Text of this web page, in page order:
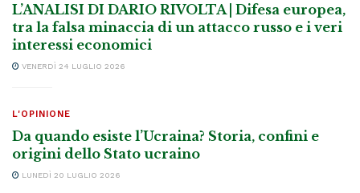
L’ANALISI DI DARIO RIVOLTA | Difesa europea,
tra la falsa minaccia di un attacco russo e i veri
interessi economici
VENERDÌ 24 LUGLIO 2026
L'OPINIONE
Da quando esiste l’Ucraina? Storia, confini e
origini dello Stato ucraino
LUNEDÌ 20 LUGLIO 2026